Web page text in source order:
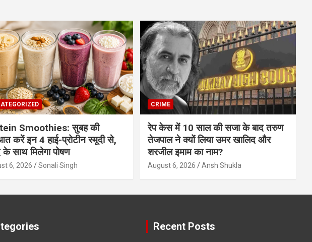
Smoothies: सुबह की
करें इन 4 हाई-प्रोटीन स्मूदी से,
के साथ मिलेगा पोषण
6, 2026 Sonali Singh
CRIME
रेप केस में 10 साल की सजा के बाद तरुण
तेजपाल ने क्यों लिया उमर खालिद और
शरजील इमाम का नाम?
August 6, 2026 Ansh Shukla
Recent Posts